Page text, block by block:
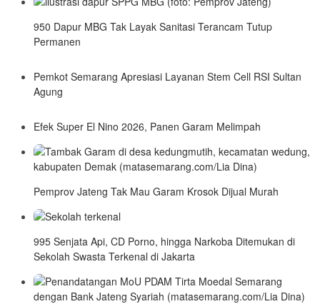
950 Dapur MBG Tak Layak Sanitasi Terancam Tutup
Permanen
Pemkot Semarang Apresiasi Layanan Stem Cell RSI Sultan
Agung
Efek Super El Nino 2026, Panen Garam Melimpah
Pemprov Jateng Tak Mau Garam Krosok Dijual Murah
995 Senjata Api, CD Porno, hingga Narkoba Ditemukan di
Sekolah Swasta Terkenal di Jakarta